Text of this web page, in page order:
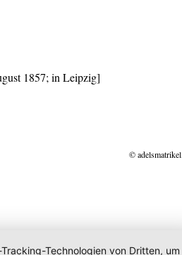
1857; in Leipzig]
©
Technologien von Dritten, um